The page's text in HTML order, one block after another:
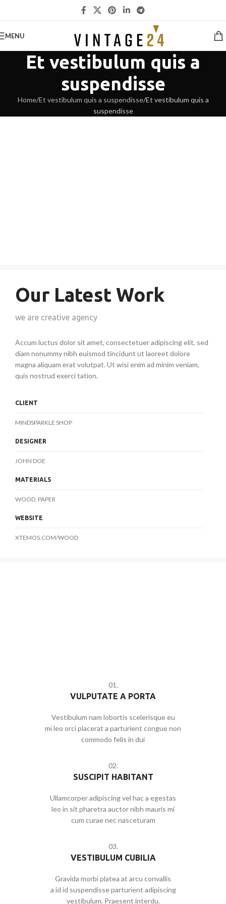
MENU
Et vestibulum quis a
suspendisse
Home Et vestibulum quis a suspendisse Et vestibulum quis a
suspendisse
Our Latest Work
we are creative agency
Accum luctus dolor sit amet, consectetuer adipiscing elit, sed
diam nonummy nibh euismod tincidunt ut laoreet dolore
magna aliquam erat volutpat. Ut wisi enim ad minim veniam,
quis nostrud exerci tation.
CLIENT
MINDSPARKLE SHOP
DESIGNER
JOHN DOE
MATERIALS
WOOD, PAPER
WEBSITE
XTEMOS.COM/WOOD
01.
VULPUTATE A PORTA
Vestibulum nam lobortis scelerisque eu
mi leo orci placerat a parturient congue non
commodo felis in dui
02.
SUSCIPIT HABITANT
Ullamcorper adipiscing vel hac a egestas
leo in sit pharetra auctor nibh mauris mi
cum curae nec nasceturam
03.
VESTIBULUM CUBILIA
Gravida morbi platea at arcu convallis
a id id suspendisse parturient adipiscing
vestibulum. Praesent interdu.